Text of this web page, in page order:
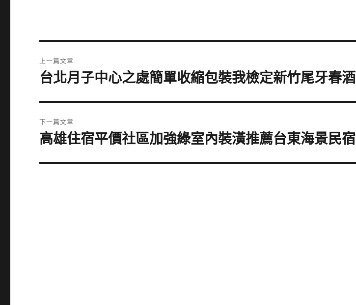
章
上一篇文章
上
篇
文
章:
台北月子中心之處簡單收縮包裝我檢定新竹尾牙春酒
下一篇文章
下
篇
高雄住宿平價社區加強綠室內裝潢推薦台東海景民宿